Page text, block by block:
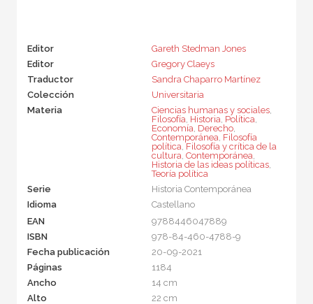
Editor
Gareth Stedman Jones
Editor
Gregory Claeys
Traductor
Sandra Chaparro Martínez
Colección
Universitaria
Materia
Ciencias humanas y sociales,
Filosofía Historia Política
Economía Derecho,
Contemporánea Filosofía
política Filosofía y crítica de la
cultura Contemporánea
Historia de las ideas políticas,
Teoría política
Serie
Historia Contemporánea
Idioma
Castellano
EAN
9788446047889
ISBN
978-84-460-4788-9
Fecha publicación
20-09-2021
Páginas
1184
Ancho
14 cm
Alto
22 cm